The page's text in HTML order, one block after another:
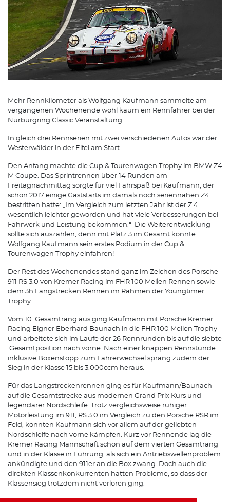
Mehr Rennkilometer als Wolfgang Kaufmann sammelte am
vergangenen Wochenende wohl kaum ein Rennfahrer bei der
Nürburgring Classic Veranstaltung.
In gleich drei Rennserien mit zwei verschiedenen Autos war der
Westerwälder in der Eifel am Start.
Den Anfang machte die Cup & Tourenwagen Trophy im BMW Z4
M Coupe. Das Sprintrennen über 14 Runden am
Freitagnachmittag sorgte für viel Fahrspaß bei Kaufmann, der
schon 2017 einige Gaststarts im damals noch seriennahen Z4
bestritten hatte: „Im Vergleich zum letzten Jahr ist der Z 4
wesentlich leichter geworden und hat viele Verbesserungen bei
Fahrwerk und Leistung bekommen.“ Die Weiterentwicklung
sollte sich auszahlen, denn mit Platz 3 im Gesamt konnte
Wolfgang Kaufmann sein erstes Podium in der Cup &
Tourenwagen Trophy einfahren!
Der Rest des Wochenendes stand ganz im Zeichen des Porsche
911 RS 3.0 von Kremer Racing im FHR 100 Meilen Rennen sowie
dem 3h Langstrecken Rennen im Rahmen der Youngtimer
Trophy.
Vom 10. Gesamtrang aus ging Kaufmann mit Porsche Kremer
Racing Eigner Eberhard Baunach in die FHR 100 Meilen Trophy
und arbeitete sich im Laufe der 26 Rennrunden bis auf die siebte
Gesamtposition nach vorne. Nach einer knappen Rennstunde
inklusive Boxenstopp zum Fahrerwechsel sprang zudem der
Sieg in der Klasse 15 bis 3.000ccm heraus.
Für das Langstreckenrennen ging es für Kaufmann/Baunach
auf die Gesamtstrecke aus modernen Grand Prix Kurs und
legendärer Nordschleife. Trotz vergleichsweise ruhiger
Motorleistung im 911, RS 3.0 im Vergleich zu den Porsche RSR im
Feld, konnten Kaufmann sich vor allem auf der geliebten
Nordschleife nach vorne kämpfen. Kurz vor Rennende lag die
Kremer Racing Mannschaft schon auf dem vierten Gesamtrang
und in der Klasse in Führung, als sich ein Antriebswellenproblem
ankündigte und den 911er an die Box zwang. Doch auch die
direkten Klassenkonkurrenten hatten Probleme, so dass der
Klassensieg trotzdem nicht verloren ging.